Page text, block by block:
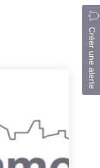
Créer une alerte